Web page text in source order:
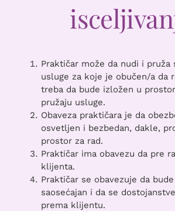
Praktičar može da nudi i pruža
usluge za koje je obučen/a da
treba da bude izložen u
pružaju usluge.
Obaveza praktičara je da
osvetljen i bezbedan, dakle,
prostor za rad.
Praktičar ima obavezu da pre
klijenta.
Praktičar se obavezuje da
saosećajan i da se
prema klijentu.